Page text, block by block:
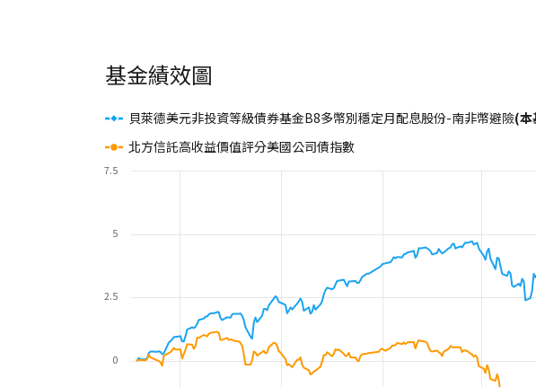
基金績效圖
貝萊德美元非投資等級債券基金B8多幣別穩定月配息股份-南非幣避險(本基
北方信託高收益價值評分美國公司債指數
0
2.5
5
7.5